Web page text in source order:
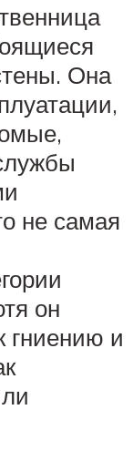
Она
не самая
он
гниению и